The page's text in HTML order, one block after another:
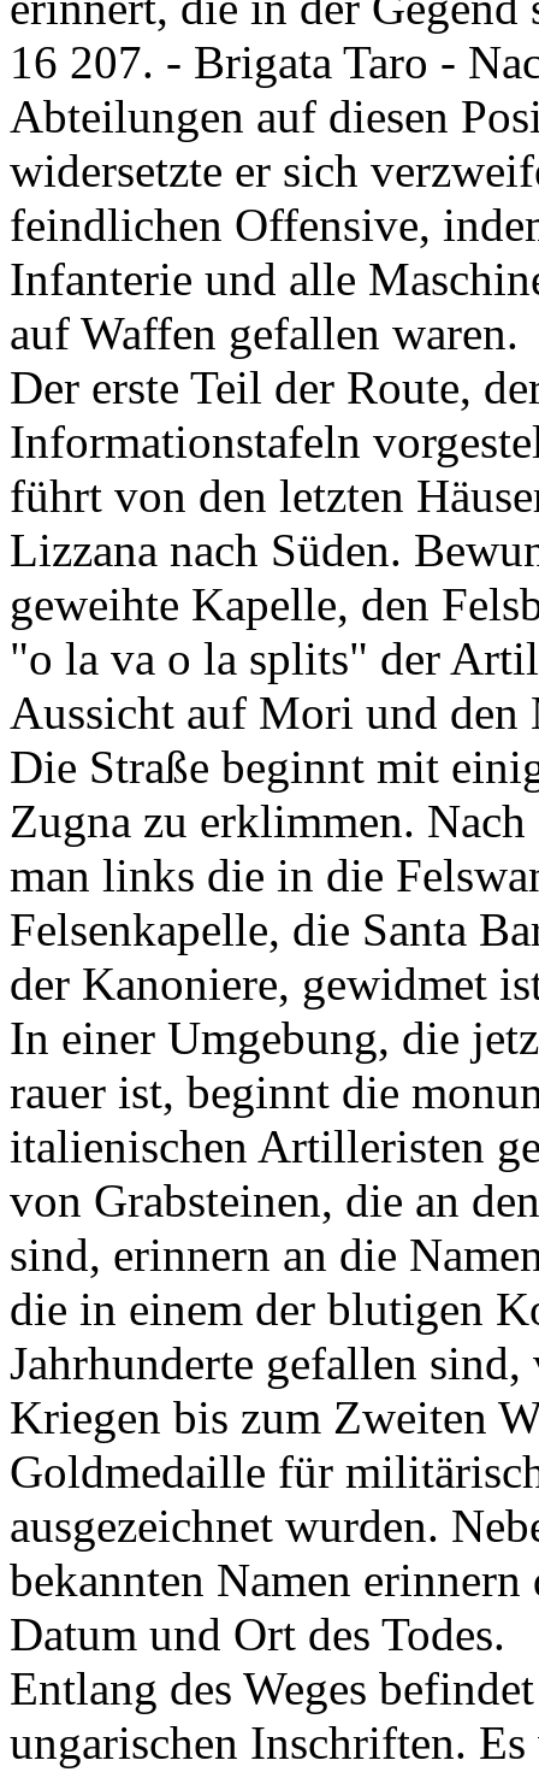
16 207. - Brigata Taro -
Abteilungen auf diesen
widersetzte er sich
feindlichen Offensive,
Infanterie und alle
auf Waffen gefallen waren.
Der erste Teil der Route,
Informationstafeln
führt von den letzten
Lizzana nach Süden.
geweihte Kapelle, den
"o la va o la splits" der
Aussicht auf Mori und
Die Straße beginnt mit
Zugna zu erklimmen.
man links die in die
Felsenkapelle, die Santa
der Kanoniere, gewidmet
In einer Umgebung, die
rauer ist, beginnt die
italienischen Artilleristen
von Grabsteinen, die an
sind, erinnern an die
die in einem der blutigen
Jahrhunderte gefallen
Kriegen bis zum Zweiten
Goldmedaille für
ausgezeichnet wurden.
bekannten Namen
Datum und Ort des Todes.
Entlang des Weges
ungarischen Inschriften.